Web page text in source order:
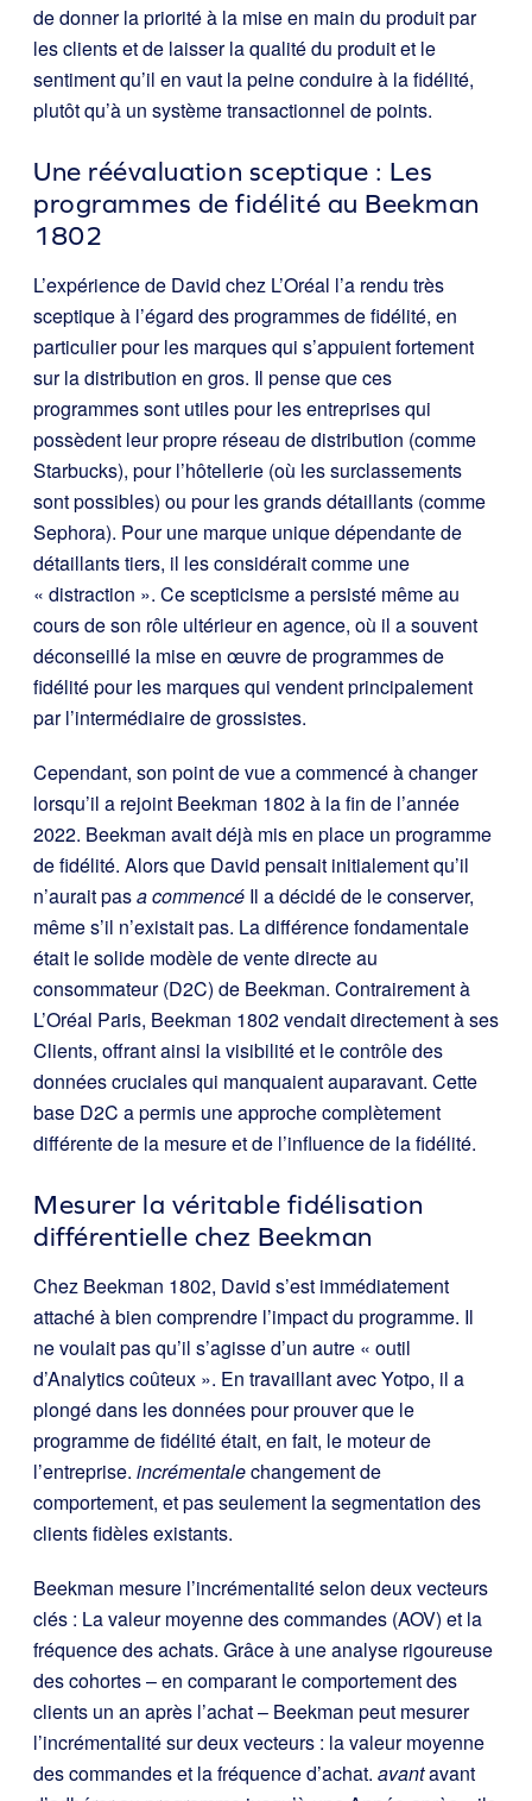
de donner la priorité à la mise en main du produit par
les clients et de laisser la qualité du produit et le
sentiment qu’il en vaut la peine conduire à la fidélité,
plutôt qu’à un système transactionnel de points.
Une réévaluation sceptique : Les
programmes de fidélité au Beekman
1802
L’expérience de David chez L’Oréal l’a rendu très
sceptique à l’égard des programmes de fidélité, en
particulier pour les marques qui s’appuient fortement
sur la distribution en gros. Il pense que ces
programmes sont utiles pour les entreprises qui
possèdent leur propre réseau de distribution (comme
Starbucks), pour l’hôtellerie (où les surclassements
sont possibles) ou pour les grands détaillants (comme
Sephora). Pour une marque unique dépendante de
détaillants tiers, il les considérait comme une
« distraction ». Ce scepticisme a persisté même au
cours de son rôle ultérieur en agence, où il a souvent
déconseillé la mise en œuvre de programmes de
fidélité pour les marques qui vendent principalement
par l’intermédiaire de grossistes.
Cependant, son point de vue a commencé à changer
lorsqu’il a rejoint Beekman 1802 à la fin de l’année
2022. Beekman avait déjà mis en place un programme
de fidélité. Alors que David pensait initialement qu’il
n’aurait pasa commencé Il a décidé de le conserver,
même s’il n’existait pas. La différence fondamentale
était le solide modèle de vente directe au
consommateur (D2C) de Beekman. Contrairement à
L’Oréal Paris, Beekman 1802 vendait directement à ses
Clients, offrant ainsi la visibilité et le contrôle des
données cruciales qui manquaient auparavant. Cette
base D2C a permis une approche complètement
différente de la mesure et de l’influence de la fidélité.
Mesurer la véritable fidélisation
différentielle chez Beekman
Chez Beekman 1802, David s’est immédiatement
attaché à bien comprendre l’impact du programme. Il
ne voulait pas qu’il s’agisse d’un autre « outil
d’Analytics coûteux ». En travaillant avec Yotpo, il a
plongé dans les données pour prouver que le
programme de fidélité était, en fait, le moteur de
l’entreprise. incrémentalechangement de
comportement, et pas seulement la segmentation des
clients fidèles existants.
Beekman mesure l’incrémentalité selon deux vecteurs
clés : La valeur moyenne des commandes (AOV) et la
fréquence des achats. Grâce à une analyse rigoureuse
des cohortes – en comparant le comportement des
clients un an après l’achat – Beekman peut mesurer
l’incrémentalité sur deux vecteurs : la valeur moyenne
des commandes et la fréquence d’achat. avantavant